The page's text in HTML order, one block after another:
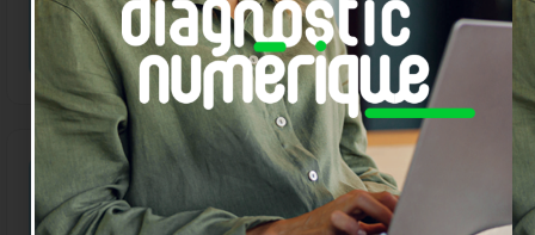
artisanale
FIND OUT MORE
08 Lancez vous sur Tiktok